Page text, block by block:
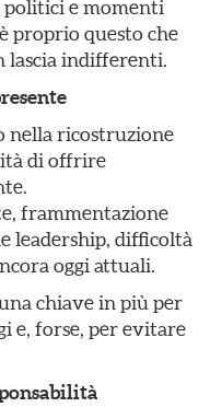
politici e momenti
proprio questo che
lascia indifferenti.
nella ricostruzione
di offrire
frammentazione
leadership, difficoltà
oggi attuali.
chiave in più per
e, forse, per evitare